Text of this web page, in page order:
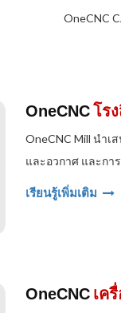
OneCNC
OneCNCโร
OneCNC Mill นำ
และอวกาศ และกา
เรียนรู้เพิ่มเติม
OneCNC เค